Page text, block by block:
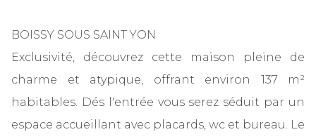
BOISSY SOUS SAINT YON
Exclusivité, découvrez cette maison pleine de
charme et atypique, offrant environ 137 m²
habitables. Dés l'entrée vous serez séduit par un
espace accueillant avec placards, wc et bureau. Le